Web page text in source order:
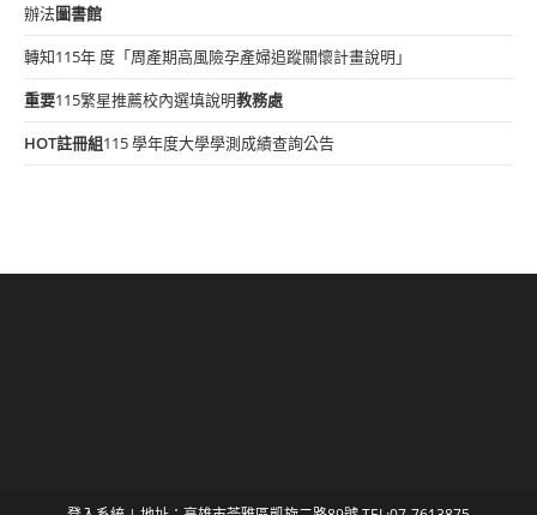
辦法圖書館
轉知115年 度「周產期高風險孕產婦追蹤關懷計畫說明」
重要115繁星推薦校內選填說明教務處
HOT註冊組115 學年度大學學測成績查詢公告